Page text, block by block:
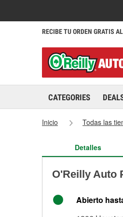
RECIBE TU ORDEN GRATIS
CATEGORIES
Inicio Todas las
Detalles
O'Reilly Auto
Abierto